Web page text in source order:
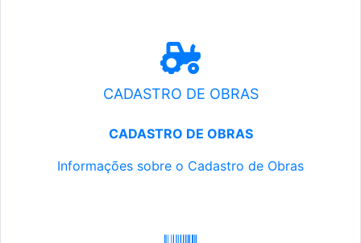
CADASTRO DE OBRAS
CADASTRO DE OBRAS
Informações sobre o Cadastro de Obras